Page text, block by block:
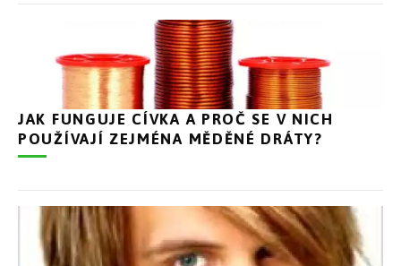
JAK FUNGUJE CÍVKA A PROČ SE V NICH
POUŽÍVAJÍ ZEJMÉNA MĚDĚNÉ DRÁTY?